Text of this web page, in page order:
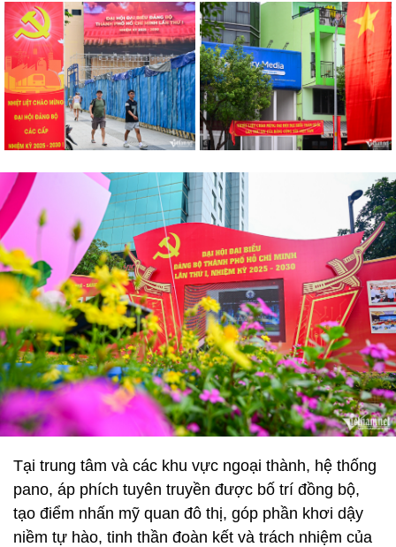
Tại trung tâm và các khu vực ngoại thành, hệ thống
pano, áp phích tuyên truyền được bố trí đồng bộ,
tạo điểm nhấn mỹ quan đô thị, góp phần khơi dậy
niềm tự hào, tinh thần đoàn kết và trách nhiệm của